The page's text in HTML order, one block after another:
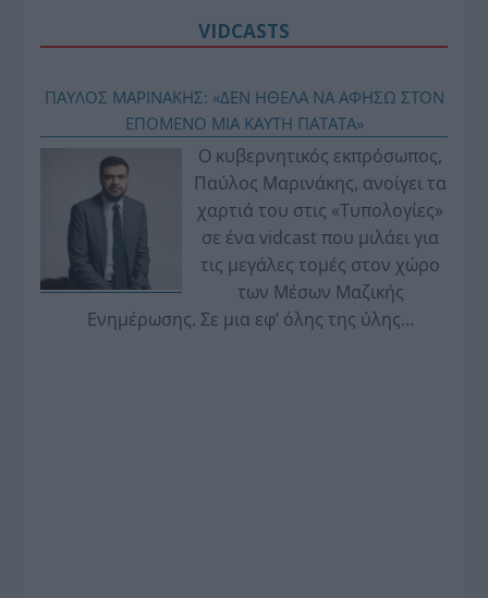
VIDCASTS
ΠΑΥΛΟΣ ΜΑΡΙΝΑΚΗΣ: «ΔΕΝ ΗΘΕΛΑ ΝΑ ΑΦΗΣΩ ΣΤΟΝ
ΕΠΟΜΕΝΟ ΜΙΑ ΚΑΥΤΗ ΠΑΤΑΤΑ»
Ο κυβερνητικός εκπρόσωπος,
Παύλος Μαρινάκης, ανοίγει τα
χαρτιά του στις «Τυπολογίες»
σε ένα vidcast που μιλάει για
τις μεγάλες τομές στον χώρο
των Μέσων Μαζικής
Ενημέρωσης. Σε μια εφ’ όλης της ύλης